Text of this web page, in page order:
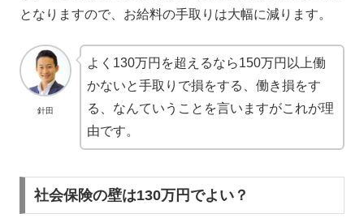
となりますので、お給料の手取りは大幅に減ります。
針田
よく130万円を超えるなら150万円以上働
かないと手取りで損をする、働き損をす
る、なんていうことを言いますがこれが理
由です。
社会保険の壁は130万円でよい？